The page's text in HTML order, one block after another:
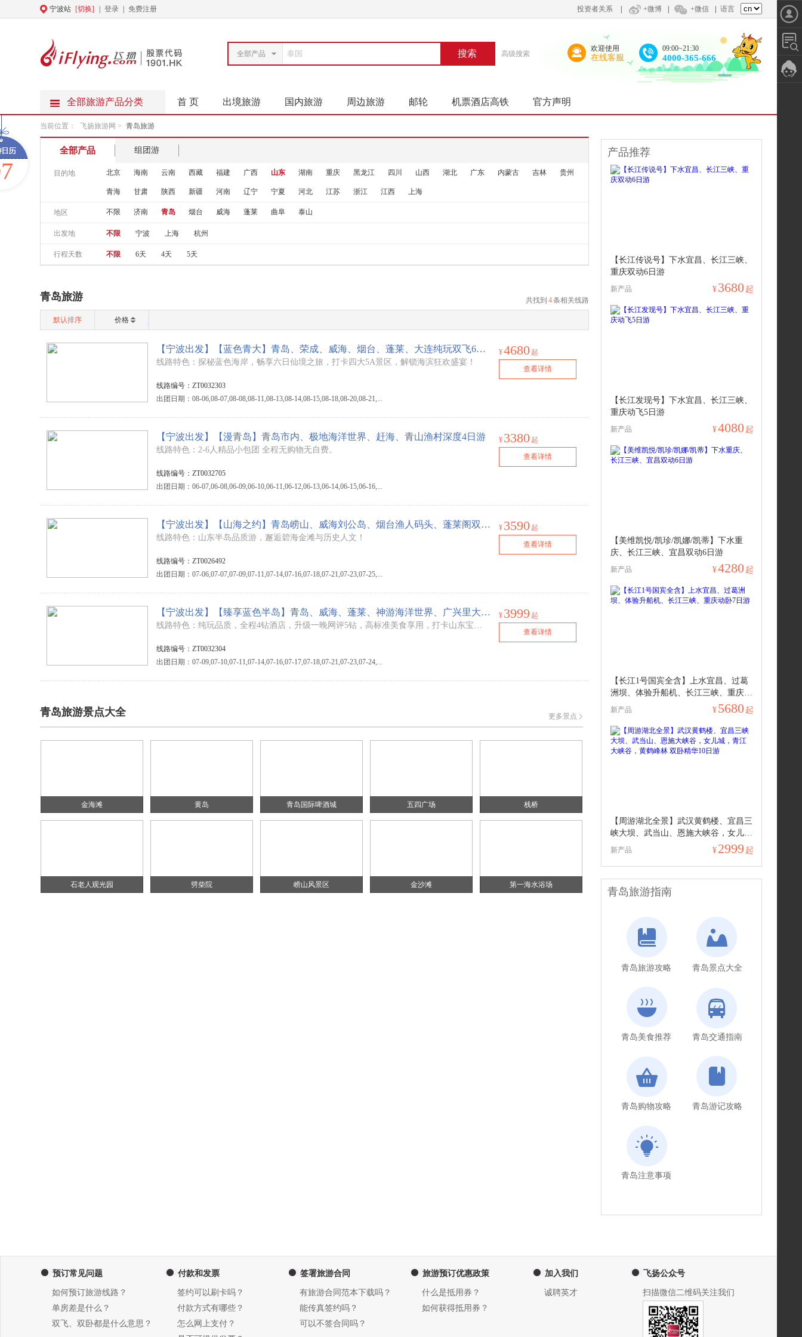
宁波站 [切换] 登录 免费注册 投资者关系 +微博 +微信 语言
全部产品 搜索 高级搜索
欢迎使用
在线客服
09:00~21:30
4000-365-666
全部旅游产品分类 首 页 出境旅游 国内旅游 周边旅游 邮轮 机票酒店高铁 官方声明
当前位置： 飞扬旅游网 > 青岛旅游
全部产品 组团游
目的地 北京 海南 云南 西藏 福建 广西 山东 湖南 重庆 黑龙江 四川 山西 湖北 广东 内蒙古 吉林 贵州
青海 甘肃 陕西 新疆 河南 辽宁 宁夏 河北 江苏 浙江 江西 上海
地区 不限 济南 青岛 烟台 威海 蓬莱 曲阜 泰山
出发地 不限 宁波 上海 杭州
行程天数 不限 6天 4天 5天
青岛旅游 共找到 4条相关线路
默认排序 价格
【宁波出发】【蓝色青大】青岛、荣成、威海、烟台、蓬莱、大连纯玩双飞6日游
线路特色：探秘蓝色海岸，畅享六日仙境之旅，打卡四大5A景区，解锁海滨狂欢盛宴！
线路编号：ZT0032303
出团日期：08-06,08-07,08-08,08-11,08-13,08-14,08-15,08-18,08-20,08-21,...
¥4680 起
查看详情
【宁波出发】【漫青岛】青岛市内、极地海洋世界、赶海、青山渔村深度4日游
线路特色：2-6人精品小包团 全程无购物无自费。
线路编号：ZT0032705
出团日期：06-07,06-08,06-09,06-10,06-11,06-12,06-13,06-14,06-15,06-16,...
¥ 3380 起
查看详情
【宁波出发】【山海之约】青岛崂山、威海刘公岛、烟台渔人码头、蓬莱阁双飞5日
线路特色：山东半岛品质游，邂逅碧海金滩与历史人文！
线路编号：ZT0026492
出团日期：07-06,07-07,07-09,07-11,07-14,07-16,07-18,07-21,07-23,07-25,...
¥ 3590 起
查看详情
【宁波出发】【臻享蓝色半岛】青岛、威海、蓬莱、神游海洋世界、广兴里大鲍岛、那香海布鲁维斯号游轮双飞5日游
线路特色：纯玩品质，全程4钻酒店，升级一晚网评5钻，高标准美食享用，打卡山东宝藏景点，邂逅半岛浪漫海滨！一温泉一海岛一湖泊一仙境
线路编号：ZT0032304
出团日期：07-09,07-10,07-11,07-14,07-16,07-17,07-18,07-21,07-23,07-24,...
¥ 3999 起
查看详情
更多景点
青岛旅游景点大全
金海滩 黄岛 青岛国际啤酒城 五四广场 栈桥
石老人观光园 劈柴院 崂山风景区 金沙滩 第一海水浴场
产品推荐
【长江传说号】下水宜昌、长江三峡、
重庆双动6日游
新产品 ¥ 3680 起
【长江发现号】下水宜昌、长江三峡、
重庆动飞5日游
新产品 ¥4080 起
【美维凯悦/凯珍/凯娜/凯蒂】下水重
庆、长江三峡、宜昌双动6日游
新产品 ¥4280 起
【长江1号国宾全含】上水宜昌、过葛
洲坝、体验升船机、长江三峡、重庆动
卧7日游
新产品 ¥ 5680 起
【周游湖北全景】武汉黄鹤楼、宜昌三
峡大坝、武当山、恩施大峡谷，女儿
城，青江大峡谷，黄鹤峰林 双卧精华
新产品 ¥ 2999 起
青岛旅游指南
青岛旅游攻略 青岛景点大全
青岛美食推荐 青岛交通指南
青岛购物攻略 青岛游记攻略
青岛注意事项
预订常见问题
如何预订旅游线路？
单房差是什么？
双飞、双卧都是什么意思？
付款和发票
签约可以刷卡吗？
付款方式有哪些？
怎么网上支付？
签署旅游合同
有旅游合同范本下载吗？
能传真签约吗？
可以不签合同吗？
旅游预订优惠政策
什么是抵用券？
如何获得抵用券？
加入我们
诚聘英才
飞扬公众号
扫描微信二维码关注我们